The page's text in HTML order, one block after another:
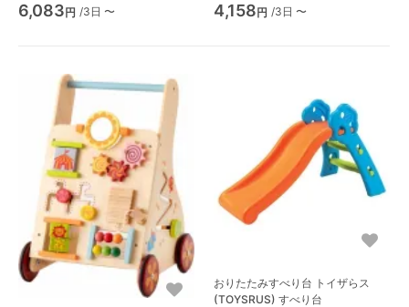
6,083円 /3日 〜 4,158円 /3日 〜
おりたたみすべり台 トイザらス
(TOYSRUS) すべり台